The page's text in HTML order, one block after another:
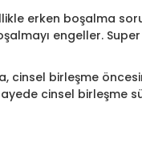
erken boşalma
engeller. Super
cinsel birleşme
cinsel birleşme